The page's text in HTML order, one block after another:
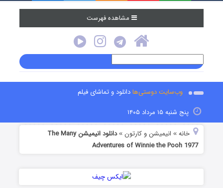
مشاهده فهرست
وب‌سایت دوستی‌هادانلود و تماشای فیلم
پنج شنبه ۱۵ مرداد ۱۴۰۵
خانه » انیمیشن و کارتون »
دانلود انیمیشن The Many
Adventures of Winnie the Pooh 1977